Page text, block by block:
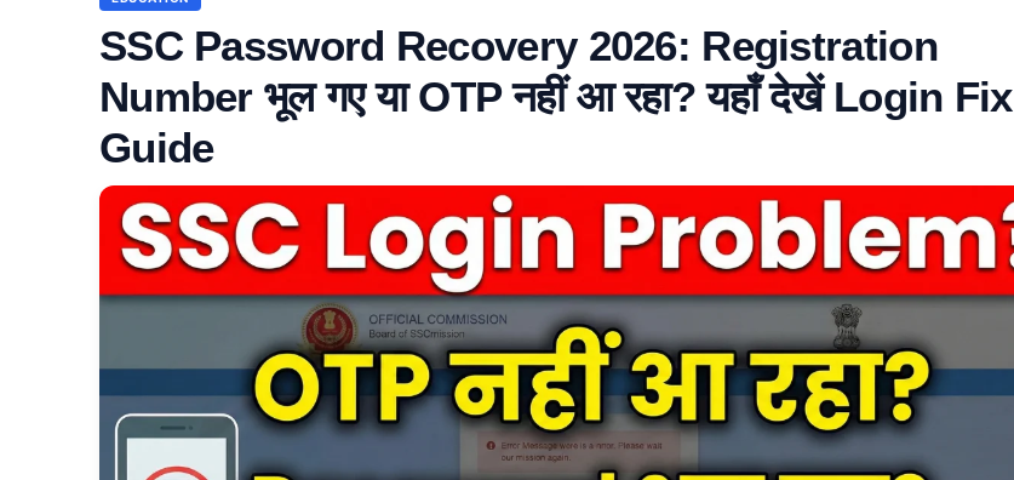
SSC Password Recovery 2026: Registration
Number भूल गए या OTP नहीं आ रहा? यहाँ देखें Login Fix
Guide